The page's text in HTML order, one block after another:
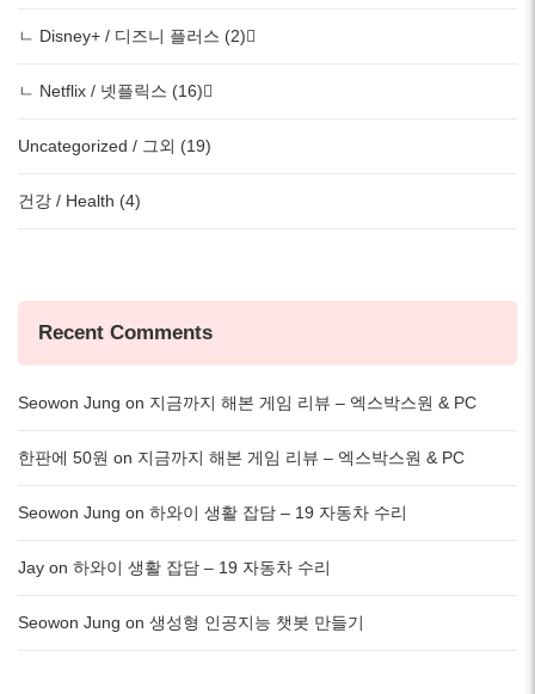
ㄴ Disney+ / 디즈니 플러스 (2)
ㄴ Netflix / 넷플릭스 (16)
Uncategorized / 그외 (19)
건강 / Health (4)
Recent Comments
Seowon Jung on 지금까지 해본 게임 리뷰 – 엑스박스원 & PC
한판에 50원 on 지금까지 해본 게임 리뷰 – 엑스박스원 & PC
Seowon Jung on 하와이 생활 잡담 – 19 자동차 수리
Jay on 하와이 생활 잡담 – 19 자동차 수리
Seowon Jung on 생성형 인공지능 챗봇 만들기